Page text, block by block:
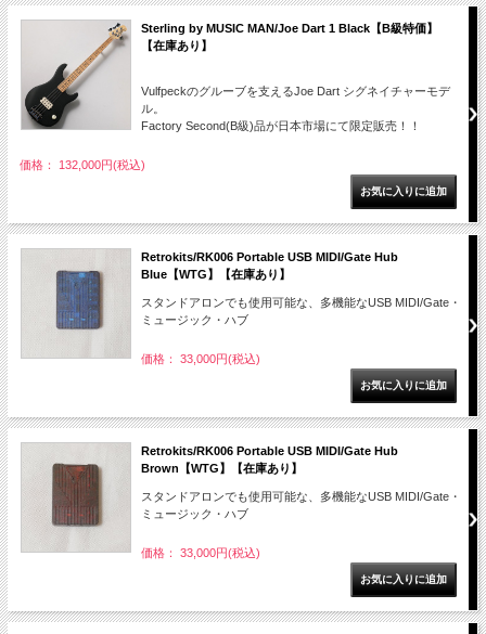
Sterling by MUSIC MAN/Joe Dart 1 Black【B級特価】
【在庫あり】
Vulfpeckのグルーブを支えるJoe Dart シグネイチャーモデ
ル。
Factory Second(B級)品が日本市場にて限定販売！！
価格： 132,000円(税込)
Retrokits/RK006 Portable USB MIDI/Gate Hub
Blue【WTG】【在庫あり】
スタンドアロンでも使用可能な、多機能なUSB MIDI/Gate・
ミュージック・ハブ
価格： 33,000円(税込)
Retrokits/RK006 Portable USB MIDI/Gate Hub
Brown【WTG】【在庫あり】
スタンドアロンでも使用可能な、多機能なUSB MIDI/Gate・
ミュージック・ハブ
価格： 33,000円(税込)